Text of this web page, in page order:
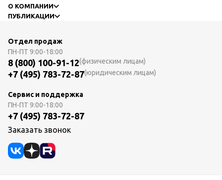
О КОМПАНИИ
ПУБЛИКАЦИИ
Отдел продаж
ПН-ПТ 9:00-18:00
8 (800) 100-91-12(физическим лицам)
+7 (495) 783-72-87(юридическим лицам)
Сервис и поддержка
ПН-ПТ 9:00-18:00
+7 (495) 783-72-87
Заказать звонок